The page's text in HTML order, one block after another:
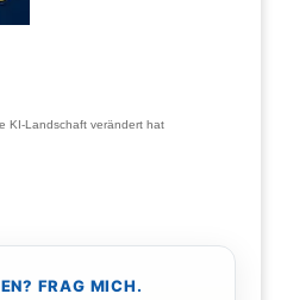
KI-Landschaft verändert hat
FRAG MICH.